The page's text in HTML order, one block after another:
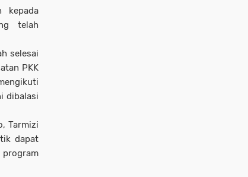
kepada
telah
selesai
PKK
dibalasi
Tarmizi
dapat
program